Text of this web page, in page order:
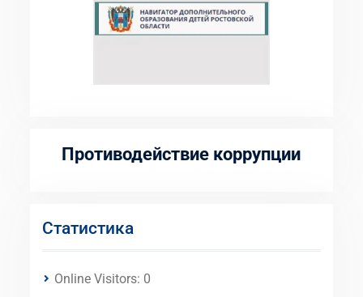
Противодействие коррупции
Статистика
Online Visitors: 0